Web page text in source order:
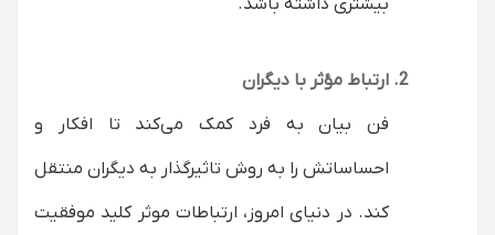
بیشتری داشته باشد.
ارتباط مؤثر با دیگران
فن بیان به فرد کمک می‌کند تا افکار و
احساساتش را به روش تاثیرگذار به دیگران منتقل
کند. در دنیای امروز، ارتباطات موثر کلید موفقیت